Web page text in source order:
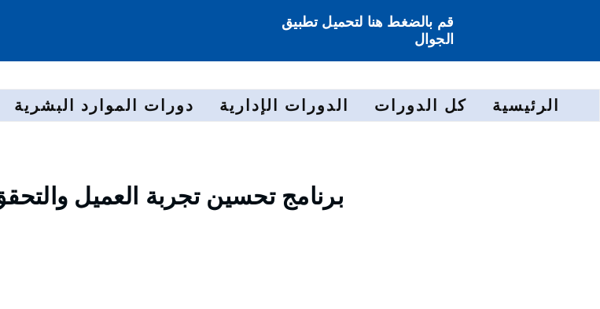
قم بالضغط هنا لتحميل تطبيق
الجوال
الرئيسية كل الدورات الدورات الإدارية دورات الموارد البشرية
برنامج تحسين تجربة العميل